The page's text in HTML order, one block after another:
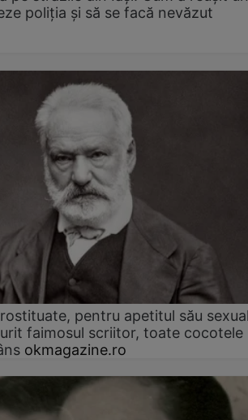
poliția și să se facă nevăzut
pentru apetitul său
faimosul scriitor, toate cocotele
okmagazine.ro